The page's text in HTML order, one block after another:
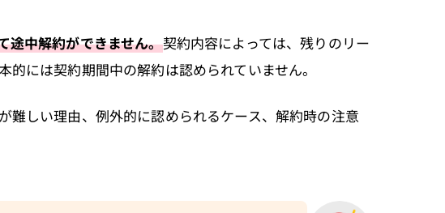
途中解約ができません。契約内容によっては、残りのリー
には契約期間中の解約は認められていません。
難しい理由、例外的に認められるケース、解約時の注意